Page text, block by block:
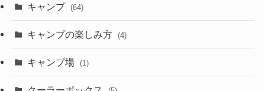
キャンプ (64)
キャンプの楽しみ方 (4)
キャンプ場 (1)